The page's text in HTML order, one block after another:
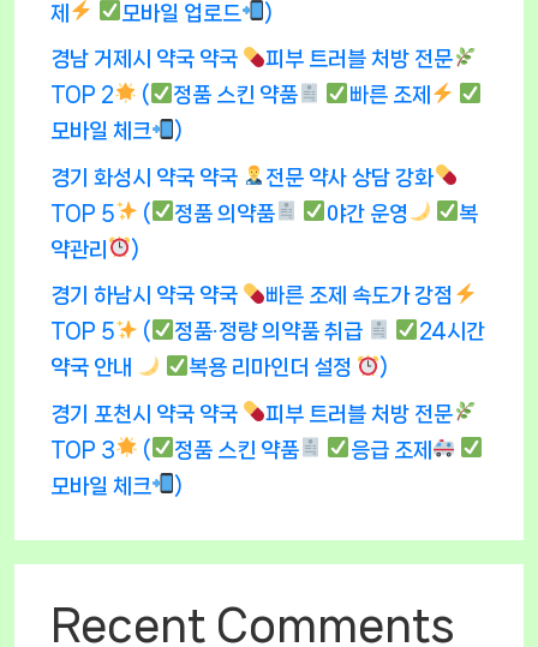
제
모바일 업로드 )
경남 거제시 약국 약국
피부 트러블 처방 전문
TOP 2
( 정품 스킨 약품
빠른 조제
모바일 체크
)
경기 화성시 약국 약국
전문 약사 상담 강화
TOP 5
( 정품 의약품 야간 운영
복
약관리
)
경기 하남시 약국 약국
빠른 조제 속도가 강점
TOP 5
( 정품·정량 의약품 취급
24시간
약국 안내
복용 리마인더 설정 )
경기 포천시 약국 약국
피부 트러블 처방 전문
TOP 3
( 정품 스킨 약품
응급 조제
모바일 체크
)
Recent Comments